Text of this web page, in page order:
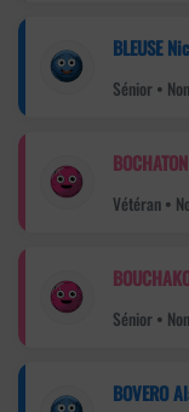
BLEUSE
Sénior •
Vétéran •
Sénior •
BOVERO